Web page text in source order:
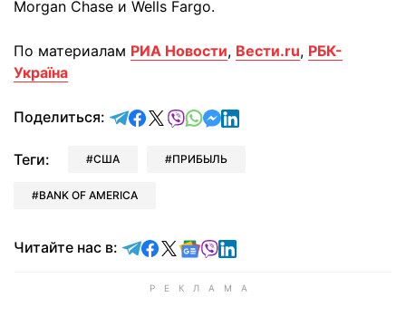
Morgan Chase и Wells Fargo.
По материалам РИА Новости, Вести.ru, РБК-
Україна
Поделиться: отправить в Telegram
поделиться в Facebook
поделиться в X
отправить в Viber
отправить в Whatsapp
отправить в Messenger
отправить в LinkedIn
Теги: США ПРИБЫЛЬ
BANK OF AMERICA
Читайте нас в: Читайте в Telegram
Читайте в Facebook
Читайте в X
Читайте в Google news
Читайте в Viber
Читайте в LinkedIn